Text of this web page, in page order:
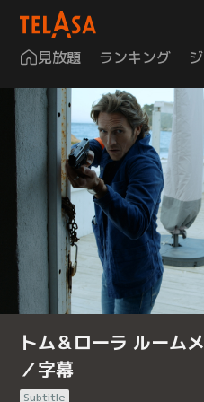
見放題 ランキング
トム＆ローラ ルーム
／字幕
Subtitle